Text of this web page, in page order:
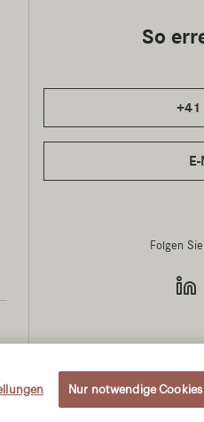
Nur notwendige Cookies